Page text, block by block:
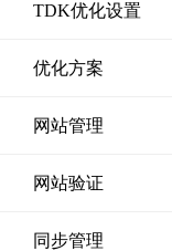
TDK优化设置
优化方案
网站管理
网站验证
同步管理